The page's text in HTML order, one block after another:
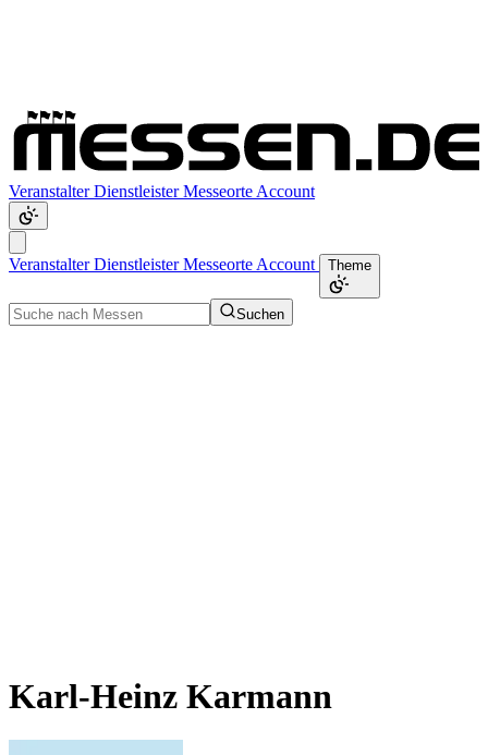
VeranstalterDienstleisterMesseorte Account
VeranstalterDienstleisterMesseorte Account Theme
Suchen
Karl-Heinz Karmann